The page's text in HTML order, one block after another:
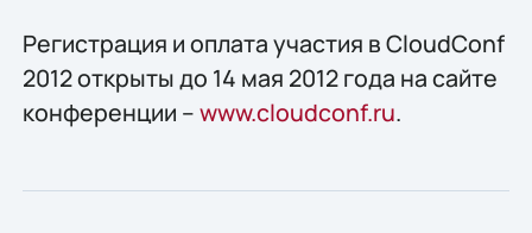
Регистрация и оплата участия в CloudConf
2012 открыты до 14 мая 2012 года на сайте
конференции –www.cloudconf.ru.